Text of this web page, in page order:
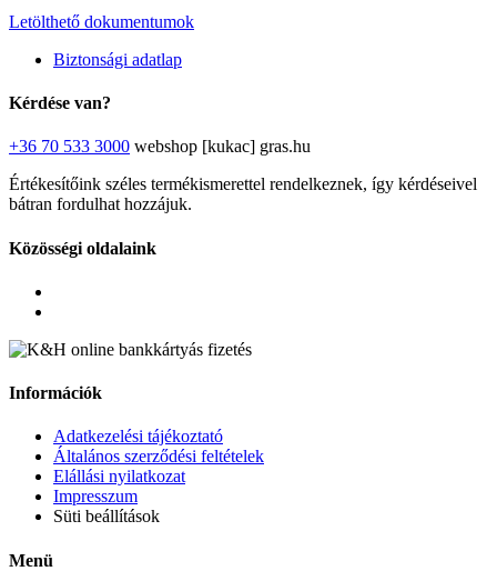
Letölthető dokumentumok
Biztonsági adatlap
Kérdése van?
+36 70 533 3000 webshop [kukac] gras.hu
Értékesítőink széles termékismerettel rendelkeznek, így kérdéseivel
bátran fordulhat hozzájuk.
Közösségi oldalaink
Információk
Adatkezelési tájékoztató
Általános szerződési feltételek
Elállási nyilatkozat
Impresszum
Süti beállítások
Menü